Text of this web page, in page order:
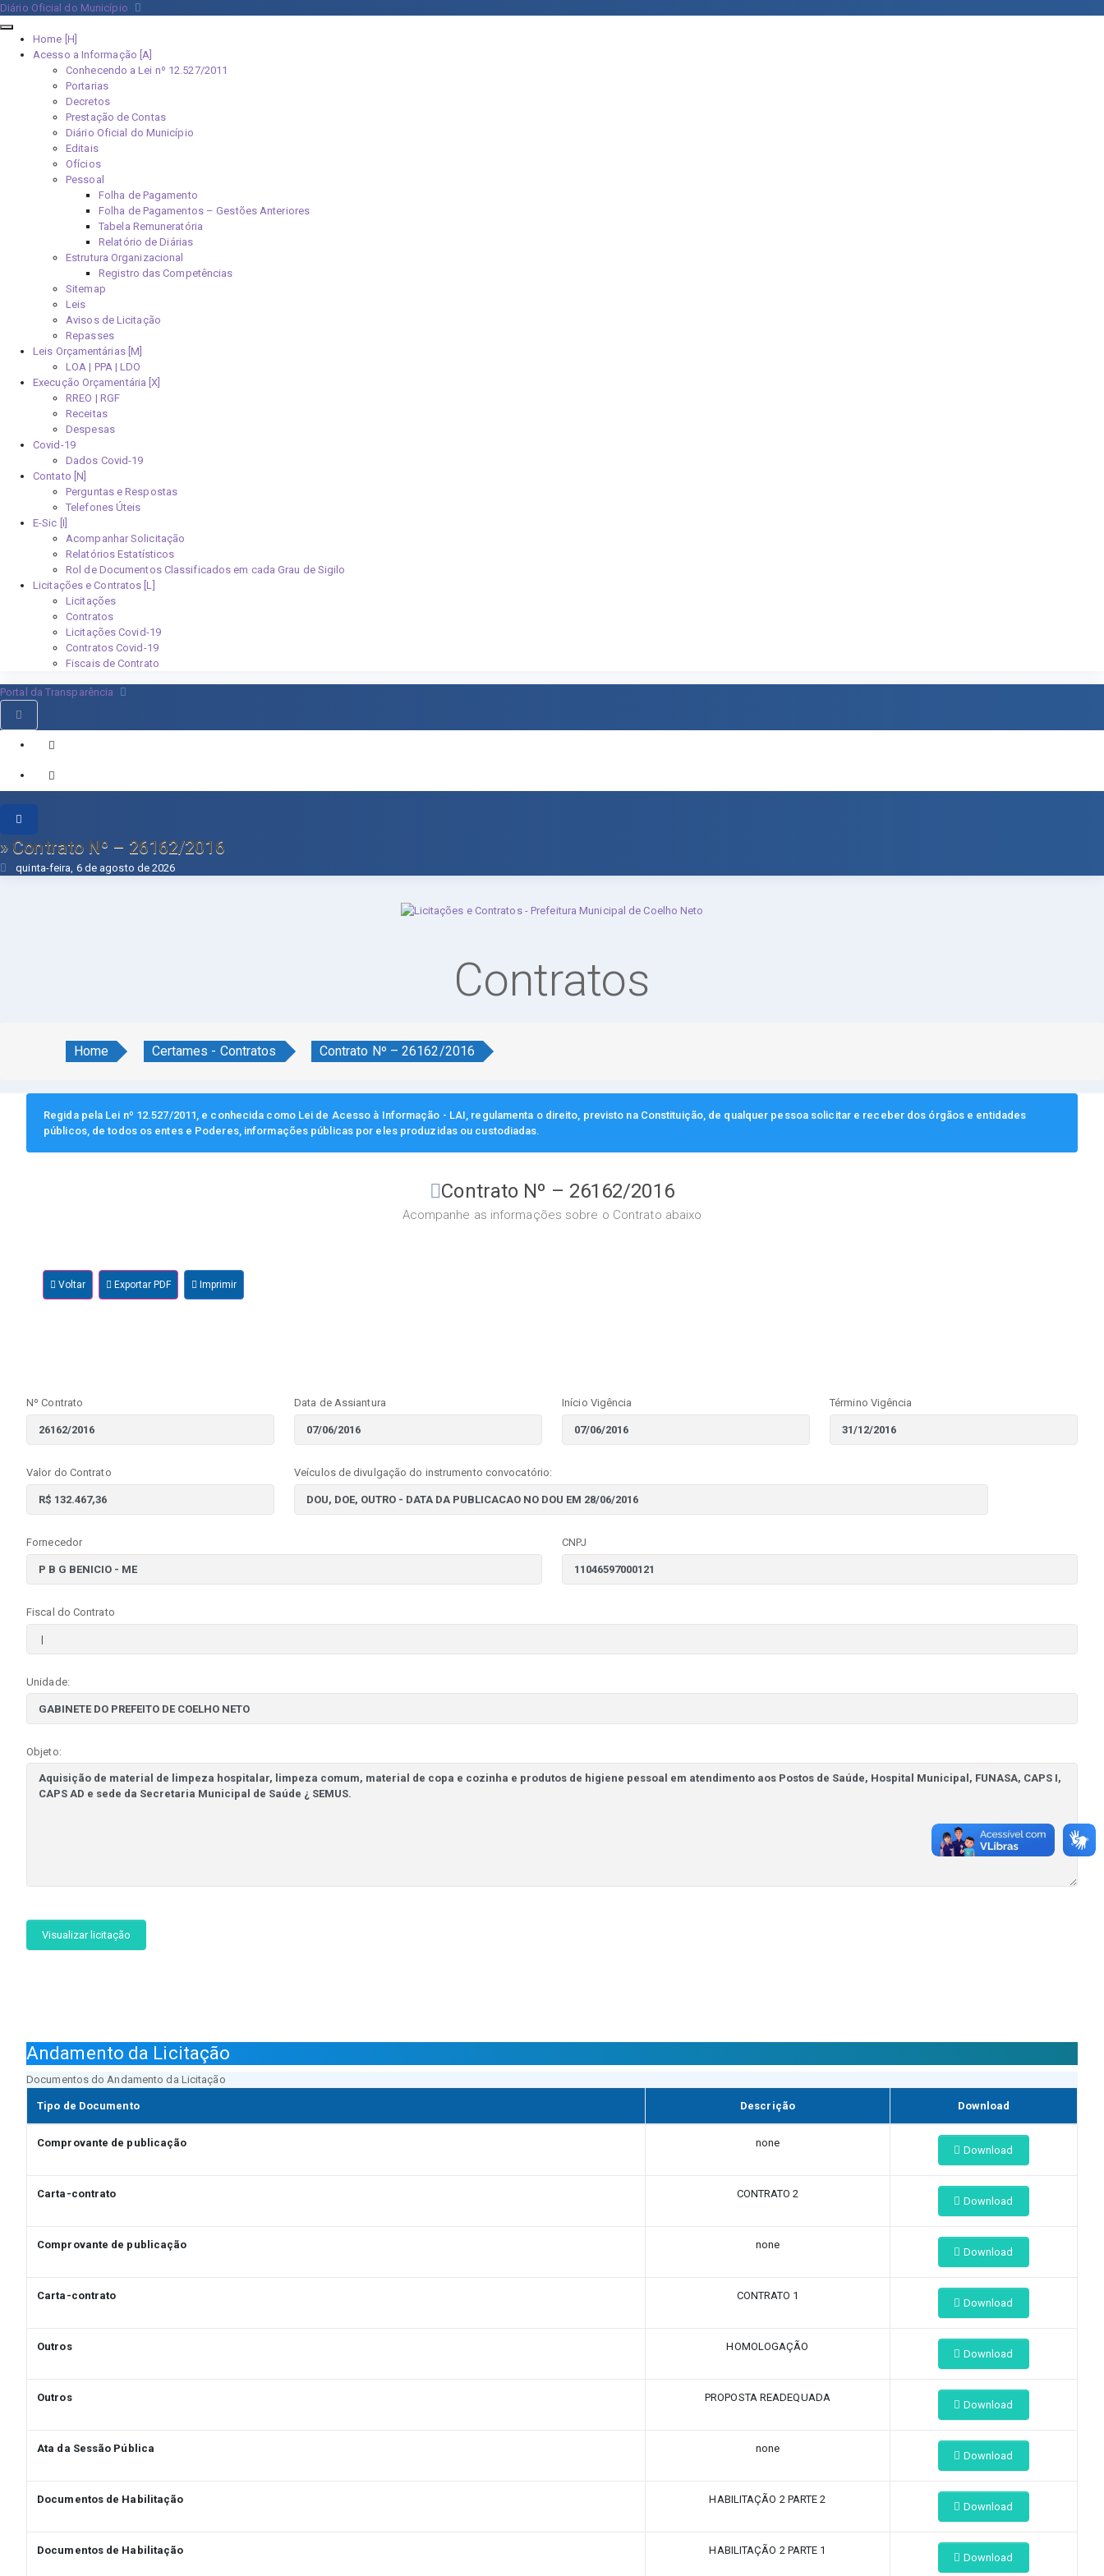
Diário Oficial do Município
Home [H]
Acesso a Informação [A]
Conhecendo a Lei nº 12.527/2011
Portarias
Decretos
Prestação de Contas
Diário Oficial do Município
Editais
Ofícios
Pessoal
Folha de Pagamento
Folha de Pagamentos – Gestões Anteriores
Tabela Remuneratória
Relatório de Diárias
Estrutura Organizacional
Registro das Competências
Sitemap
Leis
Avisos de Licitação
Repasses
Leis Orçamentárias [M]
LOA | PPA | LDO
Execução Orçamentária [X]
RREO | RGF
Receitas
Despesas
Covid-19
Dados Covid-19
Contato [N]
Perguntas e Respostas
Telefones Úteis
E-Sic [I]
Acompanhar Solicitação
Relatórios Estatísticos
Rol de Documentos Classificados em cada Grau de Sigilo
Licitações e Contratos [L]
Licitações
Contratos
Licitações Covid-19
Contratos Covid-19
Fiscais de Contrato
Portal da Transparência
» Contrato Nº – 26162/2016
quinta-feira, 6 de agosto de 2026
Contratos
Home Certames - Contratos Contrato Nº – 26162/2016
Regida pela Lei nº 12.527/2011, e conhecida como Lei de Acesso à Informação - LAI, regulamenta o direito, previsto na Constituição, de qualquer pessoa solicitar e receber dos órgãos e entidades
públicos, de todos os entes e Poderes, informações públicas por eles produzidas ou custodiadas.
Contrato Nº – 26162/2016
Acompanhe as informações sobre o Contrato abaixo
Voltar Exportar PDF Imprimir
Nº Contrato Data de Assiantura Início Vigência Término Vigência
Valor do Contrato Veículos de divulgação do instrumento convocatório:
Fornecedor CNPJ
Fiscal do Contrato
Unidade:
Objeto:
Visualizar licitação
Andamento da Licitação
Documentos do Andamento da Licitação
Tipo de Documento Descrição Download
Comprovante de publicação none
Download
Carta-contrato CONTRATO 2
Download
Comprovante de publicação none
Download
Carta-contrato CONTRATO 1
Download
Outros HOMOLOGAÇÃO
Download
Outros PROPOSTA READEQUADA
Download
Ata da Sessão Pública none
Download
Documentos de Habilitação HABILITAÇÃO 2 PARTE 2
Download
Documentos de Habilitação HABILITAÇÃO 2 PARTE 1
Download